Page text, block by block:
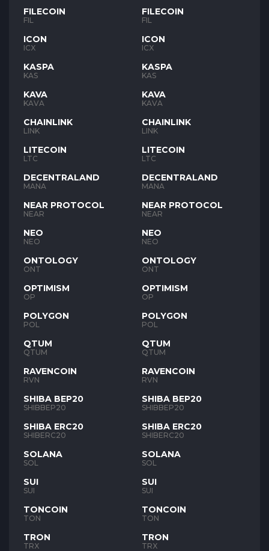
FILECOIN
FIL
ICON
ICX
KASPA
KAS
KAVA
KAVA
CHAINLINK
LINK
LITECOIN
LTC
DECENTRALAND
MANA
NEAR PROTOCOL
NEAR
NEO
NEO
ONTOLOGY
ONT
OPTIMISM
OP
POLYGON
POL
QTUM
QTUM
RAVENCOIN
RVN
SHIBA BEP20
SHIBBEP20
SHIBA ERC20
SHIBERC20
SOLANA
SOL
SUI
SUI
TONCOIN
TON
TRON
TRX
FILECOIN
FIL
ICON
ICX
KASPA
KAS
KAVA
KAVA
CHAINLINK
LINK
LITECOIN
LTC
DECENTRALAND
MANA
NEAR PROTOCOL
NEAR
NEO
NEO
ONTOLOGY
ONT
OPTIMISM
OP
POLYGON
POL
QTUM
QTUM
RAVENCOIN
RVN
SHIBA BEP20
SHIBBEP20
SHIBA ERC20
SHIBERC20
SOLANA
SOL
SUI
SUI
TONCOIN
TON
TRON
TRX